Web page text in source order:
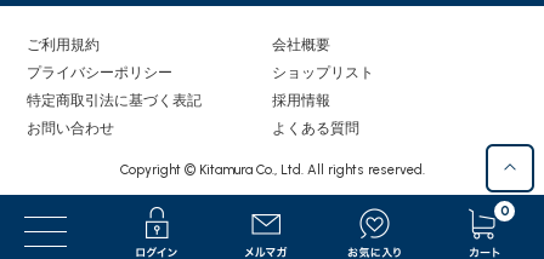
0
ご利用規約
プライバシーポリシー
特定商取引法に基づく表記
お問い合わせ
会社概要
ショップリスト
採用情報
よくある質問
Copyright © Kitamura Co., Ltd. All rights reserved.